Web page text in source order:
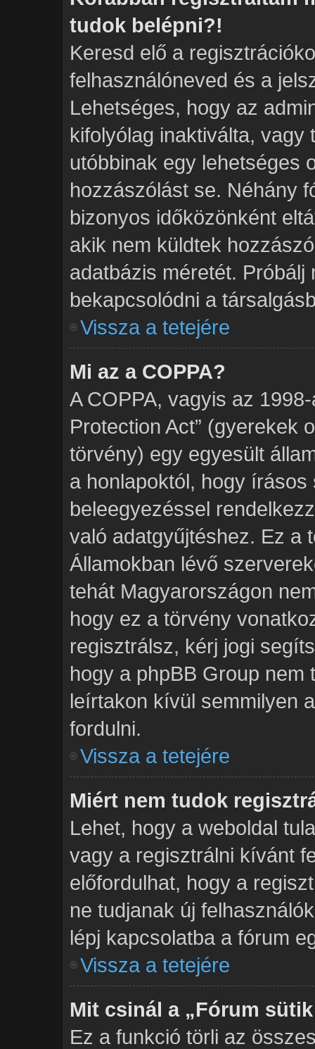
tudok belépni?!
Keresd elő a
felhasználóneved és a
Lehetséges, hogy az
kifolyólag inaktiválta,
utóbbinak egy lehetséges
hozzászólást se. Néhány
bizonyos időközönként
akik nem küldtek
adatbázis méretét. Próbálj
bekapcsolódni a
Vissza a tetejére
Mi az a COPPA?
A COPPA, vagyis az
Protection Act” (gyerekek
törvény) egy egyesült
a honlapoktól, hogy
beleegyezéssel
való adatgyűjtéshez. Ez a
Államokban lévő
tehát Magyarországon
hogy ez a törvény
regisztrálsz, kérj jogi
hogy a phpBB Group nem
leírtakon kívül semmilyen
fordulni.
Vissza a tetejére
Miért nem tudok
Lehet, hogy a weboldal
vagy a regisztrálni kívánt
előfordulhat, hogy a
ne tudjanak új
lépj kapcsolatba a fórum
Vissza a tetejére
Mit csinál a „Fórum
Ez a funkció törli az